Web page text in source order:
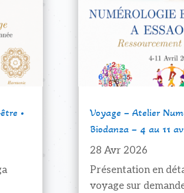
•
Voyage – Atelier
Biodanza – 4 au 11
28 Avr 2026
Présentation en
voyage sur